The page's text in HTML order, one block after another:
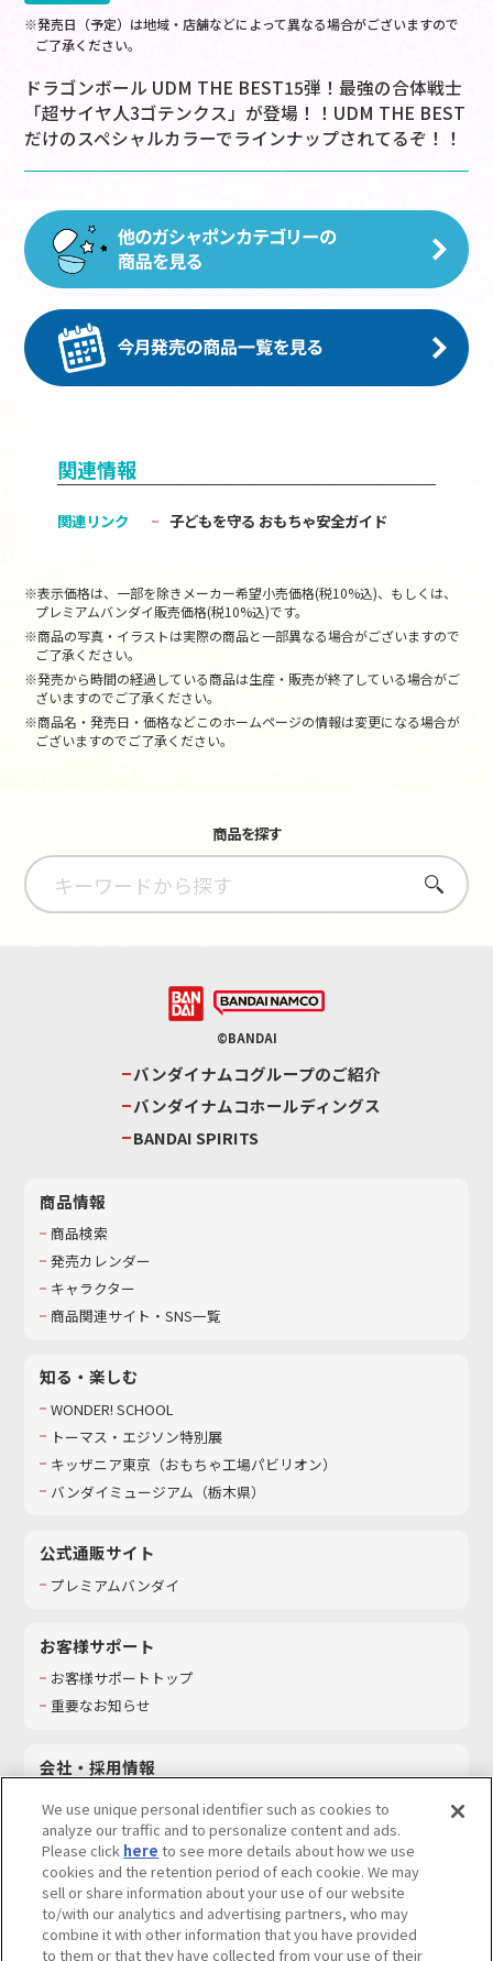
※発売日（予定）は地域・店舗などによって異なる場合がございますので
ご了承ください。
ドラゴンボール UDM THE BEST15弾！最強の合体戦士
「超サイヤ人3ゴテンクス」が登場！！UDM THE BEST
だけのスペシャルカラーでラインナップされてるぞ！！
関連情報
関連リンク 子どもを守る おもちゃ安全ガイド
※表示価格は、一部を除きメーカー希望小売価格(税10%込)、もしくは、
プレミアムバンダイ販売価格(税10%込)です。
※商品の写真・イラストは実際の商品と一部異なる場合がございますので
ご了承ください。
※発売から時間の経過している商品は生産・販売が終了している場合がご
ざいますのでご了承ください。
※商品名・発売日・価格などこのホームページの情報は変更になる場合が
ございますのでご了承ください。
商品を探す
さがす
©BANDAI
バンダイナムコグループのご紹介
バンダイナムコホールディングス
BANDAI SPIRITS
商品情報
商品検索
発売カレンダー
キャラクター
商品関連サイト・SNS一覧
知る・楽しむ
WONDER! SCHOOL
トーマス・エジソン特別展
キッザニア東京（おもちゃ工場パビリオン）​
バンダイミュージアム（栃木県）
公式通販サイト
プレミアムバンダイ
お客様サポート
お客様サポートトップ
重要なお知らせ
会社・採用情報
採用情報
サステナビリティ
お問い合わせ
We use unique personal identifier such as cookies to
analyze our traffic and to personalize content and ads.
Please click here to see more details about how we use
cookies and the retention period of each cookie. We may
sell or share information about your use of our website
to/with our analytics and advertising partners, who may
combine it with other information that you have provided
to them or that they have collected from your use of their